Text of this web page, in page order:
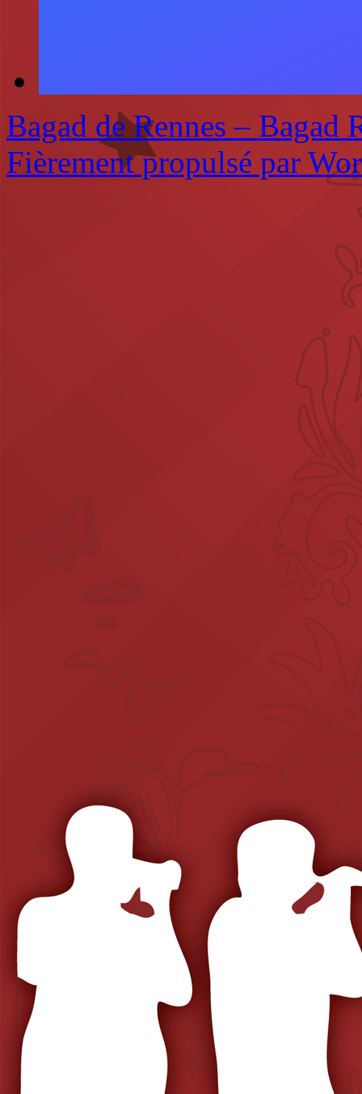
Bagad de Rennes – Bagad
Fièrement propulsé par